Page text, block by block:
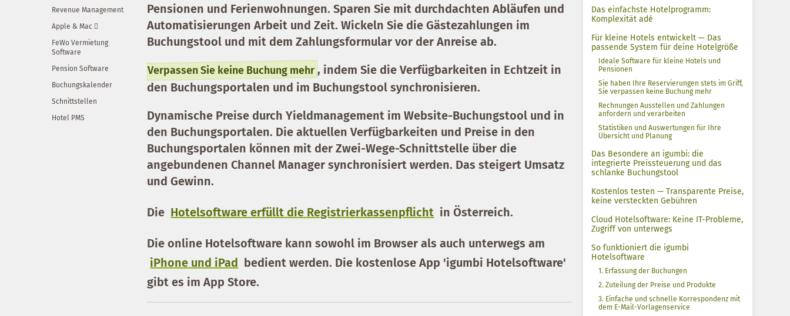
Das einfachste Hotelprogramm:
Komplexität adé
Für kleine Hotels entwickelt — Das
passende System für deine Hotelgröße
Ideale Software für kleine Hotels und
Pensionen
Sie haben Ihre Reservierungen stets im Griff,
Sie verpassen keine Buchung mehr
Rechnungen Ausstellen und Zahlungen
anfordern und verarbeiten
Statistiken und Auswertungen für Ihre
Übersicht und Planung
Das Besondere an igumbi: die
integrierte Preissteuerung und das
schlanke Buchungstool
Kostenlos testen — Transparente Preise,
keine versteckten Gebühren
Cloud Hotelsoftware: Keine IT-Probleme,
Zugriff von unterwegs
So funktioniert die igumbi
Hotelsoftware
1. Erfassung der Buchungen
2. Zuteilung der Preise und Produkte
3. Einfache und schnelle Korrespondenz mit
dem E-Mail-Vorlagenservice
Revenue Management
Apple & Mac 
FeWo Vermietung
Software
Pension Software
Buchungskalender
Schnittstellen
Hotel PMS
Pensionen und Ferienwohnungen. Sparen Sie mit durchdachten Abläufen und
Automatisierungen Arbeit und Zeit. Wickeln Sie die Gästezahlungen im
Buchungstool und mit dem Zahlungsformular vor der Anreise ab.
Verpassen Sie keine Buchung mehr , indem Sie die Verfügbarkeiten in Echtzeit in
den Buchungsportalen und im Buchungstool synchronisieren.
Dynamische Preise durchYieldmanagement im Website-Buchungstool und in
den Buchungsportalen. Die aktuellen Verfügbarkeiten und Preise in den
Buchungsportalen können mit derZwei-Wege-Schnittstelle über die
angebundenen Channel Manager synchronisiert werden. Das steigert Umsatz
und Gewinn.
Die Hotelsoftware erfüllt die Registrierkassenpflicht in Österreich.
Die online Hotelsoftware kann sowohl im Browser als auch unterwegs am
iPhone und iPad bedient werden. Die kostenlose App 'igumbi Hotelsoftware'
gibt es im App Store.